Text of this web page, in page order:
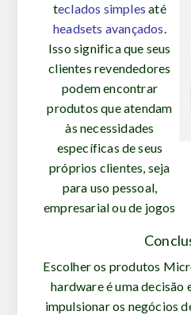
teclados simples até
headsets avançados.
Isso significa que seus
clientes revendedores
podem encontrar
produtos que atendam
às necessidades
específicas de seus
próprios clientes, seja
para uso pessoal,
empresarial ou de jogos
Escolher os produtos
hardware é uma decisão
impulsionar os negócios